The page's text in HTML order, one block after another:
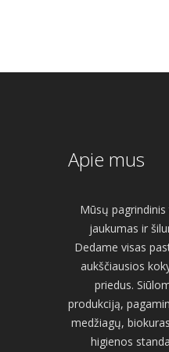
Apie mus
Mūsų
jaukumas ir
Dedame visas
aukščiausios
priedus.
produkciją,
medžiagų,
higienos